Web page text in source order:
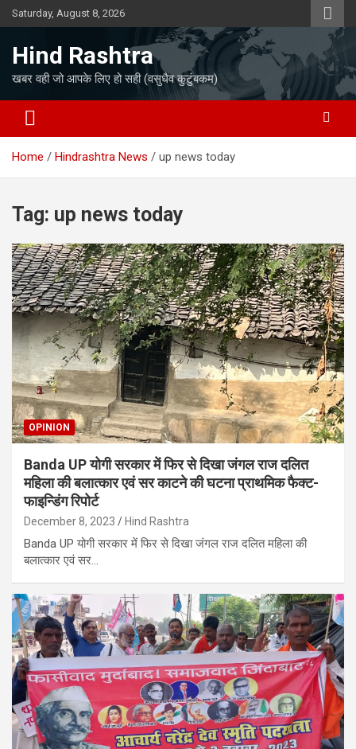
Skip
to
Saturday, August 8, 2026
Hind Rashtra
खबर वही जो आपके लिए हो सही (वसुधैव कुटुंबकम)
Home Hindrashtra News up news today
Tag: up news today
OPINION
Banda UP योगी सरकार में फिर से दिखा जंगल राज दलित
महिला की बलात्कार एवं सर काटने की घटना प्राथमिक फैक्ट-
फाइन्डिंग रिपोर्ट
December 8, 2023 Hind Rashtra
Banda UP योगी सरकार में फिर से दिखा जंगल राज दलित महिला की
बलात्कार एवं सर…